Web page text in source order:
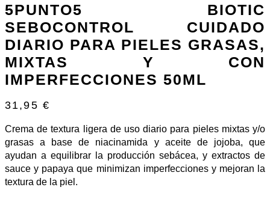
5PUNTO5 BIOTIC
SEBOCONTROL CUIDADO
DIARIO PARA PIELES GRASAS,
MIXTAS Y CON
IMPERFECCIONES 50ML
31,95 €
Crema de textura ligera de uso diario para pieles mixtas y/o
grasas a base de niacinamida y aceite de jojoba, que
ayudan a equilibrar la producción sebácea, y extractos de
sauce y papaya que minimizan imperfecciones y mejoran la
textura de la piel.